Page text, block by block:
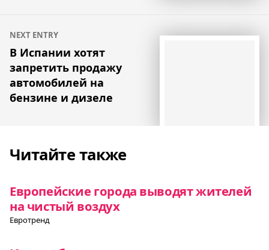
NEXT ENTRY
В Испании хотят
запретить продажу
автомобилей на
бензине и дизеле
Читайте также
Европейские города выводят жителей
на чистый воздух
Евротренд